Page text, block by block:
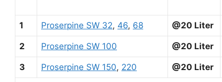
1 Proserpine SW 32, 46, 68 @20 Liter
2 Proserpine SW 100 @20 Liter
3 Proserpine SW 150, 220 @20 Liter